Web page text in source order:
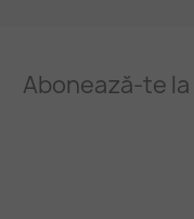
Abonează-te